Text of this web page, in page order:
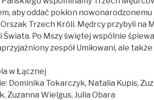
aby oddać pokłon
Trzech Króli. Mędrcy przybyli na
Po Mszy świętej wspólnie
zespół Umiłowani, ale
w Łącznej
Dominika Tokarczyk, Natalia Kupis,
Zuzanna Wielgus, Julia Obara